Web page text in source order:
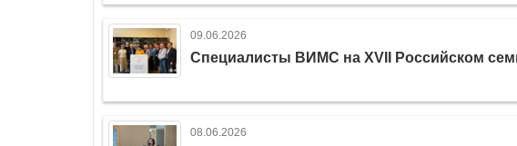
09.06.2026
Специалисты ВИМС на XVII Российском
08.06.2026